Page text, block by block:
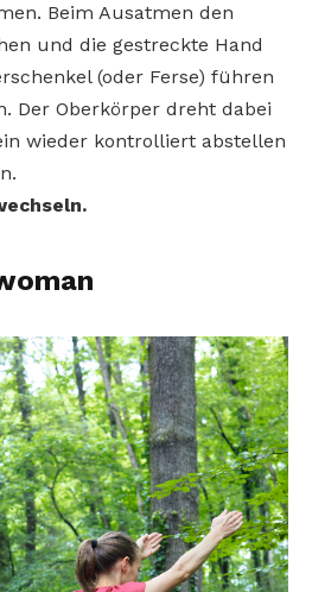
Beim Ausatmen den
und die gestreckte Hand
(oder Ferse) führen
Der Oberkörper dreht dabei
wieder kontrolliert abstellen